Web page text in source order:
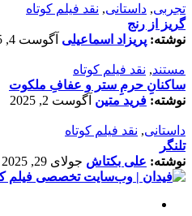
تجربی, داستانی, نقد فیلم کوتاه
گریز از رنج
نوشته: پریزاد اسماعیلی آگوست 4, 2025
مستند, نقد فیلم کوتاه
ساکنانِ حرمِ ستر و عفافِ ملکوت
نوشته: فرید متین آگوست 2, 2025
داستانی, نقد فیلم کوتاه
تلنگر
نوشته: علی بکتاش جولای 29, 2025